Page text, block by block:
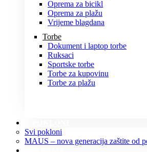
Oprema za bicikl
Oprema za plažu
Vrijeme blagdana
Torbe
Dokument i laptop torbe
Ruksaci
Sportske torbe
Torbe za kupovinu
Torbe za plažu
Svi pokloni
MAUS – nova generacija zaštite od